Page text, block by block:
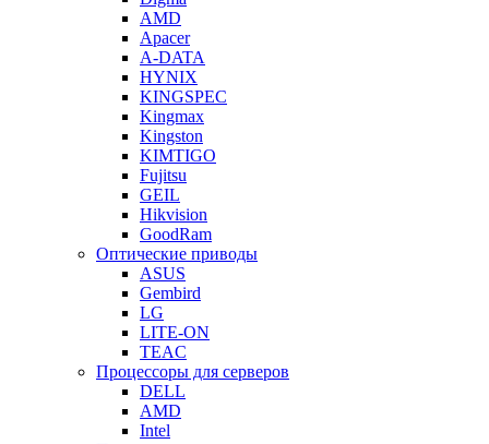
AMD
Apacer
A-DATA
HYNIX
KINGSPEC
Kingmax
Kingston
KIMTIGO
Fujitsu
GEIL
Hikvision
GoodRam
Оптические приводы
ASUS
Gembird
LG
LITE-ON
TEAC
Процессоры для серверов
DELL
AMD
Intel